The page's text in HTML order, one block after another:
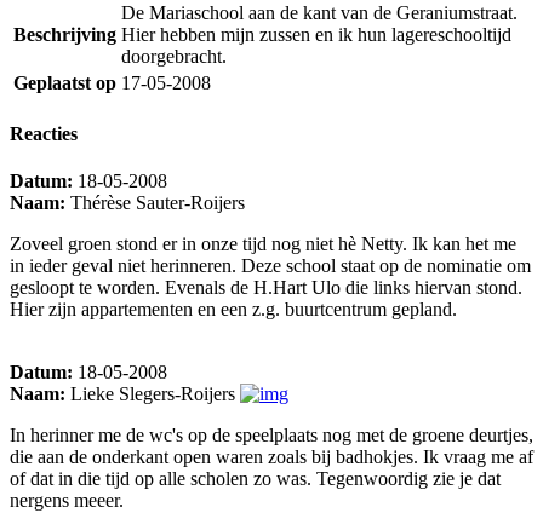
Beschrijving
De Mariaschool aan de kant van de Geraniumstraat.
Hier hebben mijn zussen en ik hun lagereschooltijd
doorgebracht.
Geplaatst op 17-05-2008
Reacties
Datum: 18-05-2008
Naam: Thérèse Sauter-Roijers
Zoveel groen stond er in onze tijd nog niet hè Netty. Ik kan het me
in ieder geval niet herinneren. Deze school staat op de nominatie om
gesloopt te worden. Evenals de H.Hart Ulo die links hiervan stond.
Hier zijn appartementen en een z.g. buurtcentrum gepland.
Datum: 18-05-2008
Naam: Lieke Slegers-Roijers
In herinner me de wc's op de speelplaats nog met de groene deurtjes,
die aan de onderkant open waren zoals bij badhokjes. Ik vraag me af
of dat in die tijd op alle scholen zo was. Tegenwoordig zie je dat
nergens meeer.